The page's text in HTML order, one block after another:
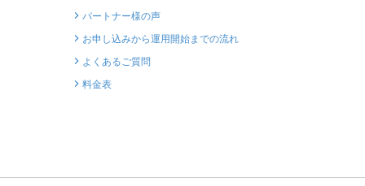
パートナー様の声
お申し込みから運用開始までの流れ
よくあるご質問
料金表